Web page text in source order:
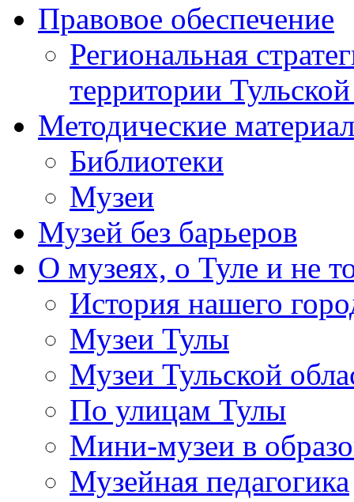
Правовое обеспечение
Региональная
территории
Методические
Библиотеки
Музеи
Музей без барьеров
О музеях, о Туле и не
История нашего
Музеи Тулы
Музеи Тульской
По улицам Тулы
Мини-музеи в
Музейная педагогика